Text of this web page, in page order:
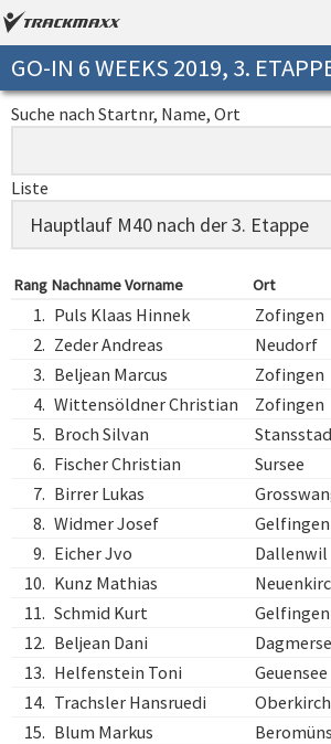
GO-IN 6 WEEKS 2019, 3.
Suche nach Startnr, Name, Ort
Liste
Rang Nachname Vorname Ort
1. Puls Klaas Hinnek Zofingen
2. Zeder Andreas Neudorf
3. Beljean Marcus Zofingen
4. Wittensöldner Christian Zofingen
5. Broch Silvan Stansstad
6. Fischer Christian Sursee
7. Birrer Lukas
8. Widmer Josef Gelfingen
9. Eicher Jvo Dallenwil
10. Kunz Mathias
11. Schmid Kurt Gelfingen
12. Beljean Dani
13. Helfenstein Toni Geuensee
14. Trachsler Hansruedi
15. Blum Markus